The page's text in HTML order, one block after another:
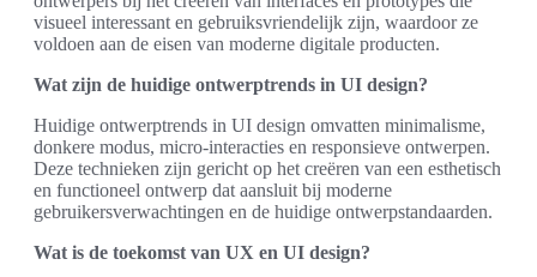
visueel interessant en gebruiksvriendelijk zijn, waardoor ze
voldoen aan de eisen van moderne digitale producten.
Wat zijn de huidige ontwerptrends in UI design?
Huidige ontwerptrends in UI design omvatten minimalisme,
donkere modus, micro-interacties en responsieve ontwerpen.
Deze technieken zijn gericht op het creëren van een esthetisch
en functioneel ontwerp dat aansluit bij moderne
gebruikersverwachtingen en de huidige ontwerpstandaarden.
Wat is de toekomst van UX en UI design?